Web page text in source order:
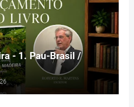
- 1. Pau-Brasil /